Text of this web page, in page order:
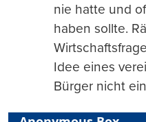
nie hatte und
haben sollte.
Idee eines
Bürger nicht